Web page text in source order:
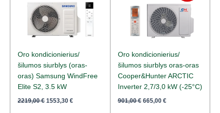
Oro kondicionierius/
šilumos siurblys (oras-
oras) Samsung WindFree
Elite S2, 3.5 kW
2219,00€ 1553,30 €
Oro kondicionierius/
šilumos siurblys oras-oras
Cooper&Hunter ARCTIC
Inverter 2,7/3,0 kW (-25°C)
901,00€ 665,00 €